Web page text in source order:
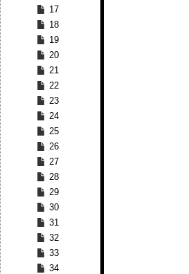
17
18
19
20
21
22
23
24
25
26
27
28
29
30
31
32
33
34